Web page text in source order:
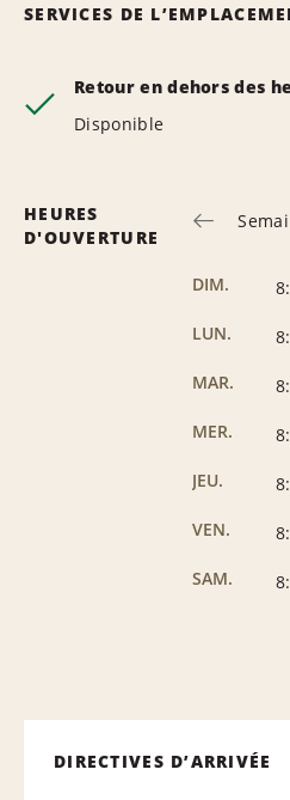
SERVICES DE
Retour en dehors des
Disponible
HEURES
D'OUVERTURE
DIM.
LUN.
MAR.
MER.
JEU.
VEN.
SAM.
DIRECTIVES D’ARRIVÉE